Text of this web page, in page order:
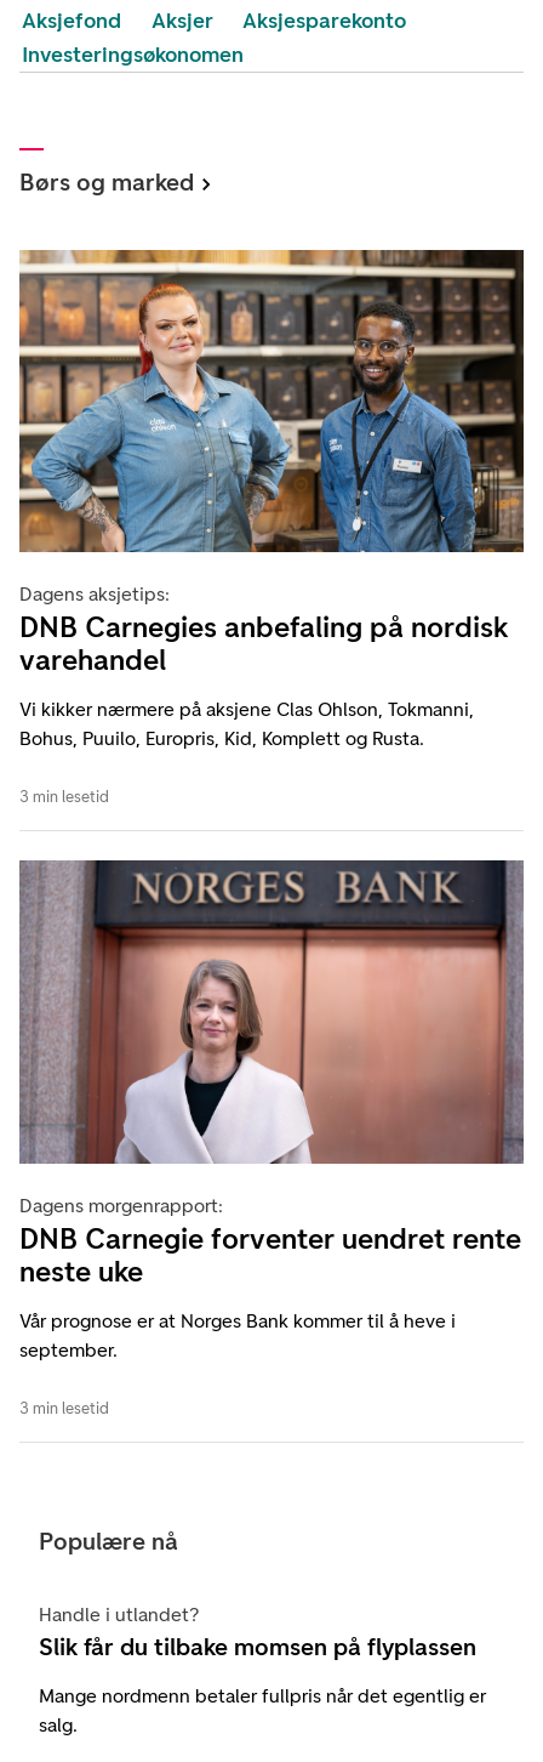
Aksjefond Aksjer
Aksjesparekonto
Investeringsøkonomen
Børs og marked
Dagens aksjetips:
DNB Carnegies anbefaling på nordisk
varehandel
Vi kikker nærmere på aksjene Clas Ohlson, Tokmanni,
Bohus, Puuilo, Europris, Kid, Komplett og Rusta.
3 min lesetid
Dagens morgenrapport:
DNB Carnegie forventer uendret rente
neste uke
Vår prognose er at Norges Bank kommer til å heve i
september.
3 min lesetid
Populære nå
Handle i utlandet?
Slik får du tilbake momsen på flyplassen
Mange nordmenn betaler fullpris når det egentlig er
salg.